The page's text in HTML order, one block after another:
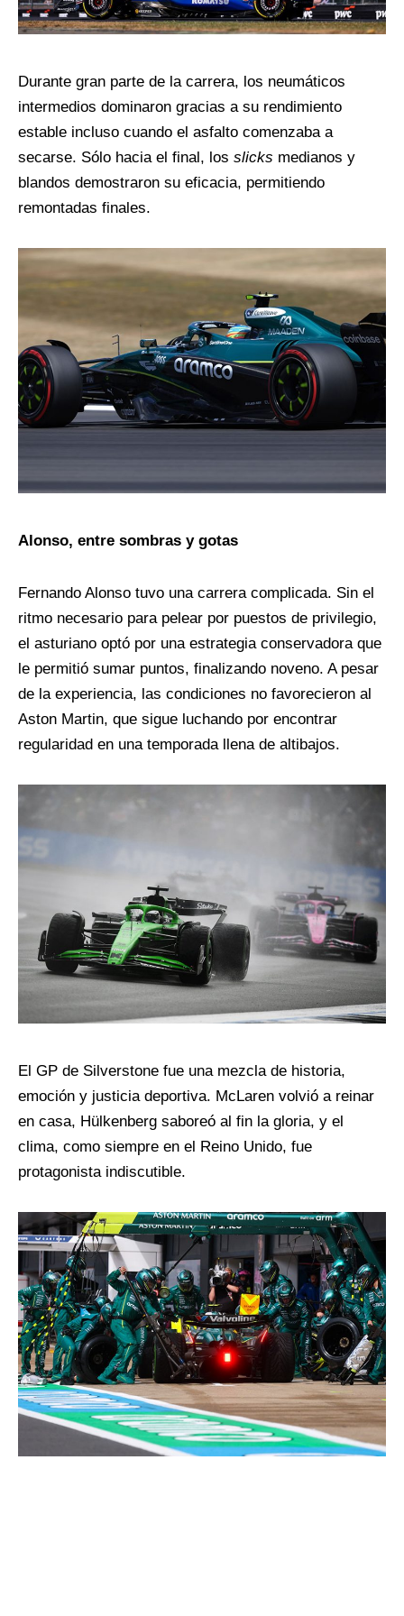
Durante gran parte de la carrera, los neumáticos
intermedios dominaron gracias a su rendimiento
estable incluso cuando el asfalto comenzaba a
secarse. Sólo hacia el final, los slicks medianos y
blandos demostraron su eficacia, permitiendo
remontadas finales.
Alonso, entre sombras y gotas
Fernando Alonso tuvo una carrera complicada. Sin el
ritmo necesario para pelear por puestos de privilegio,
el asturiano optó por una estrategia conservadora que
le permitió sumar puntos, finalizando noveno. A pesar
de la experiencia, las condiciones no favorecieron al
Aston Martin, que sigue luchando por encontrar
regularidad en una temporada llena de altibajos.
El GP de Silverstone fue una mezcla de historia,
emoción y justicia deportiva. McLaren volvió a reinar
en casa, Hülkenberg saboreó al fin la gloria, y el
clima, como siempre en el Reino Unido, fue
protagonista indiscutible.